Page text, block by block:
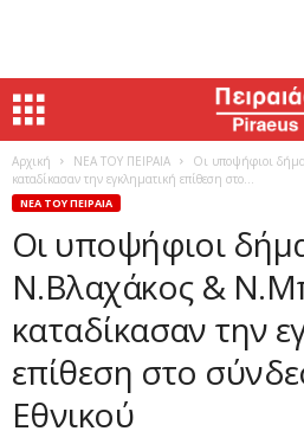
Αρχική ΝΕΑ ΤΟΥ ΠΕΙΡΑΙΑ
Οι υποψήφιοι
καταδίκασαν την εγκληματική επίθεση στο...
ΝΕΑ ΤΟΥ ΠΕΙΡΑΙΑ
Οι υποψήφιοι
Ν.Βλαχάκος &
καταδίκασαν την
επίθεση στο
Εθνικού